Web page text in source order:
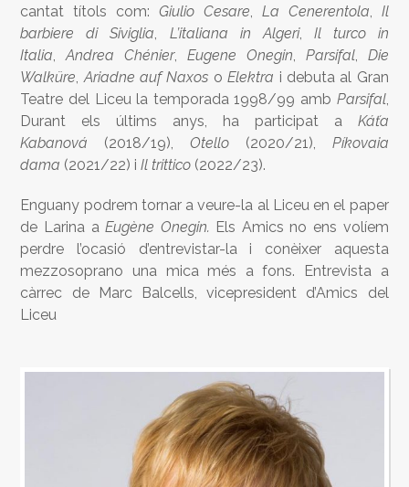
cantat títols com:Giulio Cesare, La Cenerentola, Il
barbiere di Siviglia, L’italiana in Algeri, Il turco in
Italia,Andrea Chénier,Eugene Onegin, Parsifal, Die
Walküre,Ariadne auf Naxos oElektra i debuta al Gran
Teatre del Liceu la temporada 1998/99 amb Parsifal,
Durant els últims anys, ha participat a Káťa
Kabanová (2018/19),Otello (2020/21), Píkovaia
dama (2021/22) iIl trittico (2022/23).
Enguany podrem tornar a veure-la al Liceu en el paper
de Larina aEugène Onegin. Els Amics no ens volíem
perdre l’ocasió d’entrevistar-la i conèixer aquesta
mezzosoprano una mica més a fons. Entrevista a
càrrec de Marc Balcells, vicepresident d’Amics del
Liceu